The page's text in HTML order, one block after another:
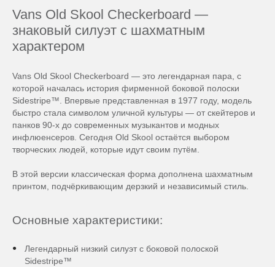
Vans Old Skool Checkerboard —
знаковый силуэт с шахматным
характером
Vans Old Skool Checkerboard — это легендарная пара, с
которой началась история фирменной боковой полоски
Sidestripe™. Впервые представленная в 1977 году, модель
быстро стала символом уличной культуры — от скейтеров и
панков 90-х до современных музыкантов и модных
инфлюенсеров. Сегодня Old Skool остаётся выбором
творческих людей, которые идут своим путём.
В этой версии классическая форма дополнена шахматным
принтом, подчёркивающим дерзкий и независимый стиль.
Основные характеристики:
Легендарный низкий силуэт с боковой полоской
Sidestripe™